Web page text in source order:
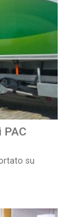
su